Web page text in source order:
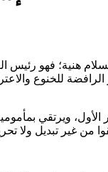
هنية؛ فهو
للخنوع
ويرتقي